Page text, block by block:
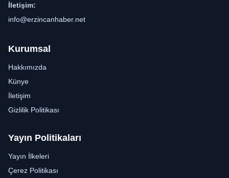
İletişim:
info@erzincanhaber.net
Kurumsal
Hakkımızda
Künye
İletişim
Gizlilik Politikası
Yayın Politikaları
Yayın İlkeleri
Çerez Politikası